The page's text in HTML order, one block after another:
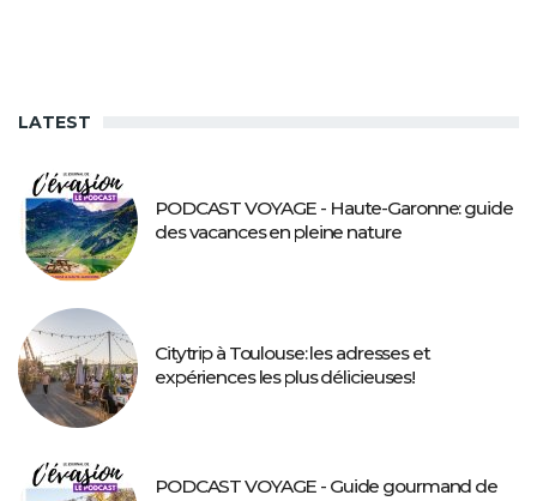
LATEST
PODCAST VOYAGE - Haute-Garonne: guide
des vacances en pleine nature
Citytrip à Toulouse: les adresses et
expériences les plus délicieuses!
PODCAST VOYAGE - Guide gourmand de